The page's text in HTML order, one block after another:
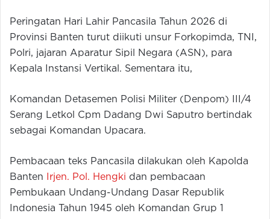
Peringatan Hari Lahir Pancasila Tahun 2026 di
Provinsi Banten turut diikuti unsur Forkopimda, TNI,
Polri, jajaran Aparatur Sipil Negara (ASN), para
Kepala Instansi Vertikal. Sementara itu,
Komandan Detasemen Polisi Militer (Denpom) III/4
Serang Letkol Cpm Dadang Dwi Saputro bertindak
sebagai Komandan Upacara.
Pembacaan teks Pancasila dilakukan oleh Kapolda
Banten
Irjen. Pol. Hengki dan pembacaan
Pembukaan Undang-Undang Dasar Republik
Indonesia Tahun 1945 oleh Komandan Grup 1